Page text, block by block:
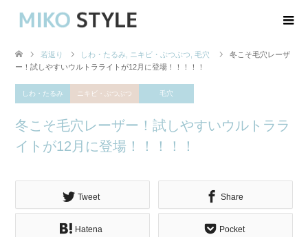
若返り しわ・たるみ ニキビ・ぶつぶつ 毛穴
冬こそ毛穴レーザ
ー！試しやすいウルトラライトが12月に登場！！！！！
しわ・たるみ ニキビ・ぶつぶつ 毛穴
冬こそ毛穴レーザー！試しやすいウルトララ
イトが12月に登場！！！！！
Tweet Share
Hatena Pocket